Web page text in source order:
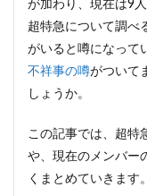
が加わり、現在は9
超特急について調べ
がいると噂になって
不祥事の噂がついて
しょうか。
この記事では、超特
や、現在のメンバー
くまとめていきます。